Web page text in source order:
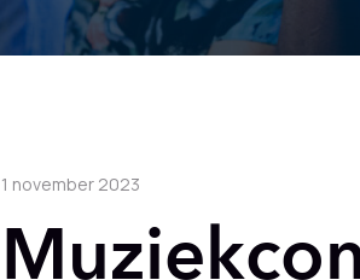
1 november 2023